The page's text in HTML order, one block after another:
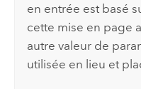
en entrée est basé
cette mise en page
autre valeur de
utilisée en lieu et